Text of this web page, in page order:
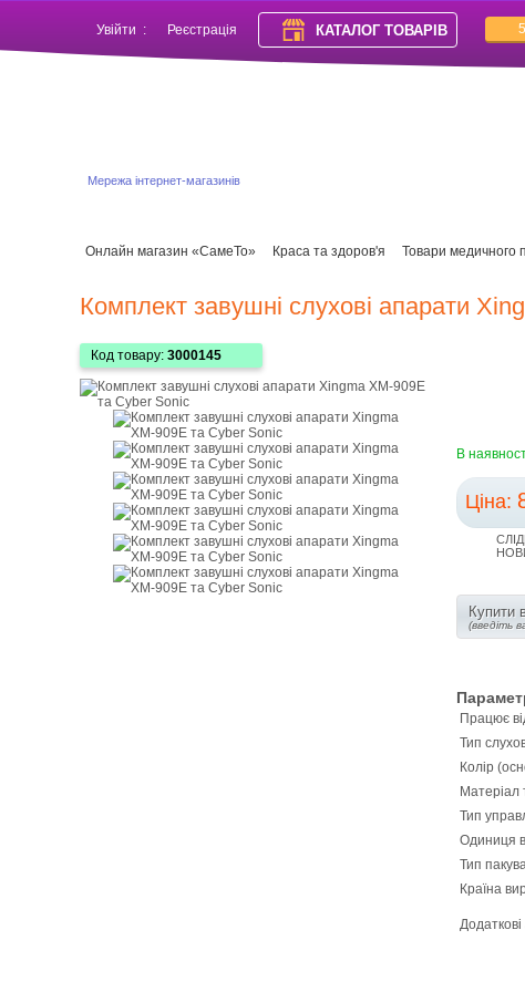
Увійти : Реєстрація КАТАЛОГ ТОВАРІВ
Мережа інтернет-магазинів
Онлайн магазин «СамеТо» Краса та здоров'я Товари медичного
Комплект завушні слухові апарати
Код товару: 3000145
В
Ціна:
Купити
(введіть
Працює
Тип
Колір
Матеріал
Тип
Одиниця
Тип
Країна